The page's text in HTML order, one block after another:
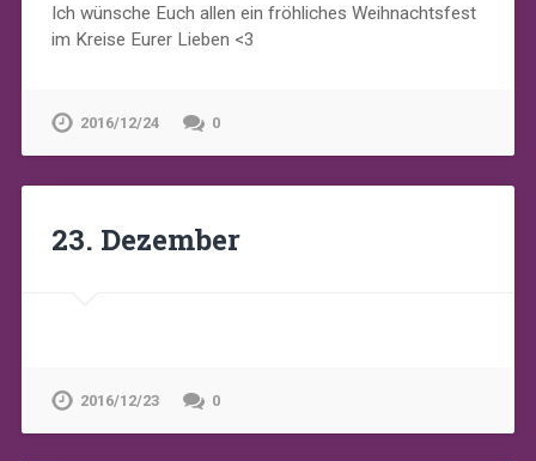
Ich wünsche Euch allen ein fröhliches Weihnachtsfest
im Kreise Eurer Lieben <3
2016/12/24 0
23. Dezember
2016/12/23 0